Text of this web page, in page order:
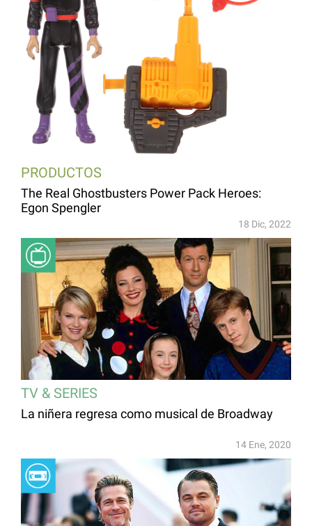
PRODUCTOS
The Real Ghostbusters Power Pack Heroes:
Egon Spengler
18 Dic, 2022
TV & SERIES
La niñera regresa como musical de Broadway
14 Ene, 2020